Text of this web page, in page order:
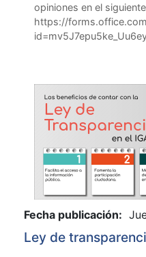
opiniones en el
https://
Fecha publicación:
Ley de